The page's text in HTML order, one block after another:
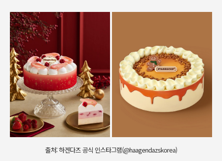
출처: 하겐다즈 공식 인스타그램(@haagendazskorea)